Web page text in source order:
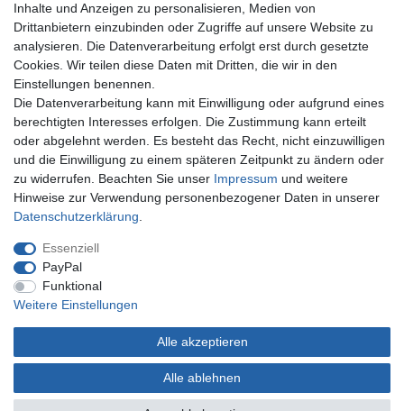
SSL-verschlüsselte Zahlungsabwicklung
Mehr über...
Widerrufs­recht
Datenschutz
AGB
Impressum
Vertrag widerrufen
Zahlungsweisen
Christian Repky
Mehlisstraße 19
Inhalte und Anzeigen zu personalisieren, Medien von
Drittanbietern einzubinden oder Zugriffe auf unsere Website zu
analysieren. Die Datenverarbeitung erfolgt erst durch gesetzte
Cookies. Wir teilen diese Daten mit Dritten, die wir in den
Einstellungen benennen.
Die Datenverarbeitung kann mit Einwilligung oder aufgrund eines
berechtigten Interesses erfolgen. Die Zustimmung kann erteilt
oder abgelehnt werden. Es besteht das Recht, nicht einzuwilligen
und die Einwilligung zu einem späteren Zeitpunkt zu ändern oder
zu widerrufen. Beachten Sie unser Impressum und weitere
Hinweise zur Verwendung personenbezogener Daten in unserer
Daten­schutz­erklärung
Essenziell
PayPal
Funktional
Weitere Einstellungen
Alle akzeptieren
Alle ablehnen